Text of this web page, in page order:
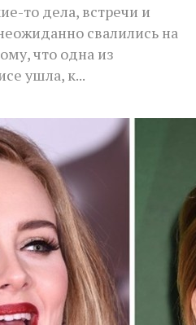
то дела, встречи и
свалились на
что одна из
ушла, к...